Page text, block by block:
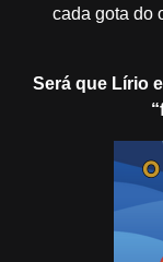
cada gota do
Será que Lírio